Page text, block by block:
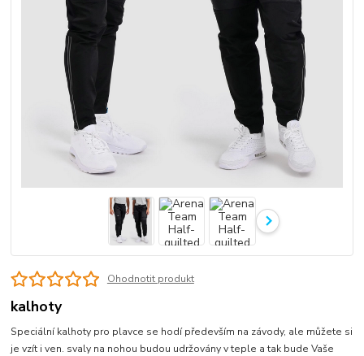
Ohodnotit produkt
kalhoty
Speciální kalhoty pro plavce se hodí především na závody, ale můžete si
je vzít i ven. svaly na nohou budou udržovány v teple a tak bude Vaše